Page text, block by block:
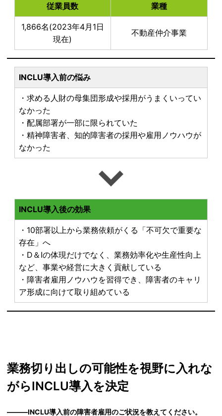
従業員数 業種
1,866名(2023年4月1日
現在)
不動産仲介事業
INCLU導入前の悩み
・求める人財の母集団形成や採用がうまくいってい
なかった
・配属部署が一部に限られていた
・精神障害者、知的障害者の採用や雇用ノウハウが
なかった
INCLU導入後の効果
・10部署以上から業務依頼がくる「不可欠で重要な
存在」へ
・D＆Iの体現だけでなく、業務効率化や生産性向上
など、事業や経営に大きく貢献している
・障害者雇用ノウハウを習得でき、障害者のキャリ
ア形成に向けて取り組めている
業務切り出しの可能性を視野に入れな
がらINCLU導入を決定
―――INCLU導入前の障害者雇用のご状況を教えてください。